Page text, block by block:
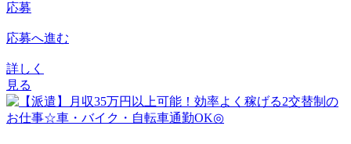
応募
応募へ進む
詳しく
見る